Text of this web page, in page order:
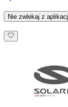
Nie zwlekaj z